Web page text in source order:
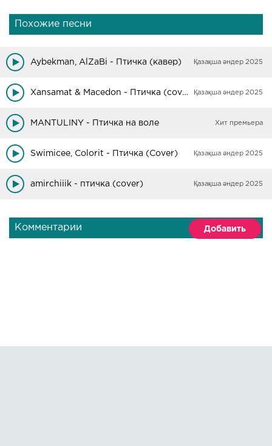
Я потерял себя в ночи прошло месяца,
Я не могу владеть собой я не могу понять,
Себя оу что случилось со мной мне так,
Снова светлый день я так хочу радоваться,
Этой жизни но не могу всё потому
Похожие песни
Aybekman, AlZaBi - Птичка (кавер) Қазақша әндер 2025
Xansamat & Macedon - Птичка (cover) Қазақша әндер 2025
MANTULINY - Птичка на воле Хит премьера
Swimicee, Colorit - Птичка (Cover) Қазақша әндер 2025
amirchiiik - птичка (cover) Қазақша әндер 2025
Комментарии Добавить